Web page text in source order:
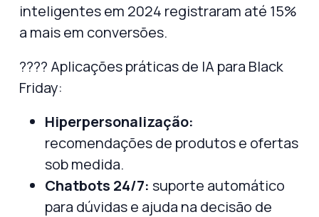
inteligentes em 2024 registraram até 15%
a mais em conversões.
???? Aplicações práticas de IA para Black
Friday:
Hiperpersonalização:
recomendações de produtos e ofertas
sob medida.
Chatbots 24/7: suporte automático
para dúvidas e ajuda na decisão de